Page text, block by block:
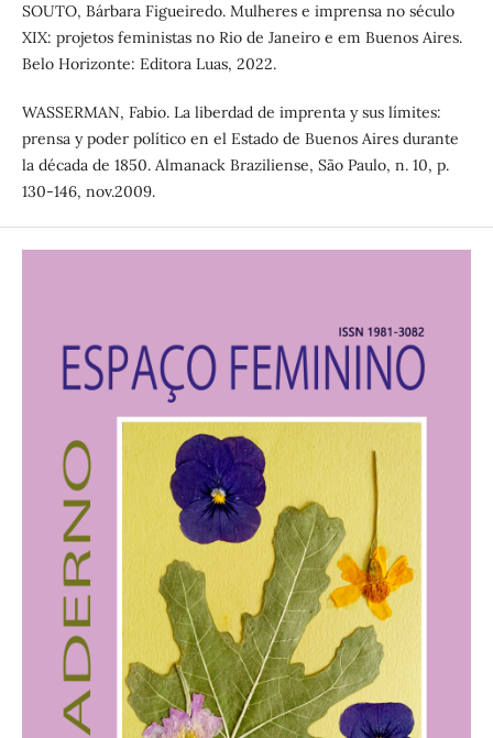
SOUTO, Bárbara Figueiredo. Mulheres e imprensa no século
XIX: projetos feministas no Rio de Janeiro e em Buenos Aires.
Belo Horizonte: Editora Luas, 2022.
WASSERMAN, Fabio. La liberdad de imprenta y sus límites:
prensa y poder político en el Estado de Buenos Aires durante
la década de 1850. Almanack Braziliense, São Paulo, n. 10, p.
130-146, nov.2009.